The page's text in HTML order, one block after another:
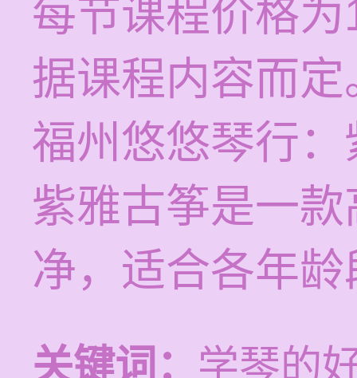
每节课程价格
据课程内容而定
福州悠悠琴行
紫雅古筝是一
净，适合各年
关键词： 学琴的